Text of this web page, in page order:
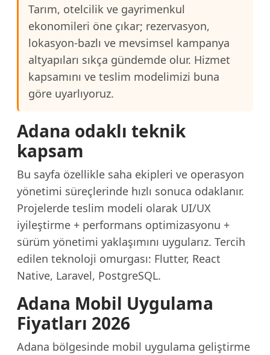
Tarım, otelcilik ve gayrimenkul
ekonomileri öne çıkar; rezervasyon,
lokasyon-bazlı ve mevsimsel kampanya
altyapıları sıkça gündemde olur. Hizmet
kapsamını ve teslim modelimizi buna
göre uyarlıyoruz.
Adana odaklı teknik
kapsam
Bu sayfa özellikle saha ekipleri ve operasyon
yönetimi süreçlerinde hızlı sonuca odaklanır.
Projelerde teslim modeli olarak UI/UX
iyileştirme + performans optimizasyonu +
sürüm yönetimi yaklaşımını uygularız. Tercih
edilen teknoloji omurgası: Flutter, React
Native, Laravel, PostgreSQL.
Adana Mobil Uygulama
Fiyatları 2026
Adana bölgesinde mobil uygulama geliştirme